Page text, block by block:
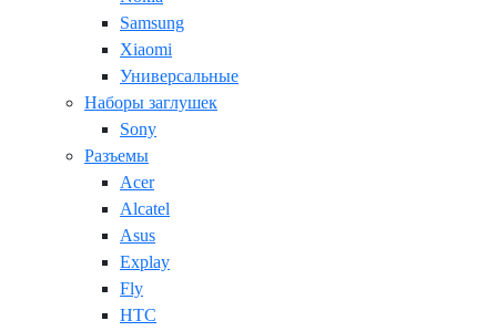
Samsung
Xiaomi
Универсальные
Наборы заглушек
Sony
Разъемы
Acer
Alcatel
Asus
Explay
Fly
HTC